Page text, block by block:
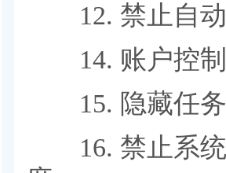
12. 禁止自动
14. 账户控制
15. 隐藏任务
16. 禁止系统